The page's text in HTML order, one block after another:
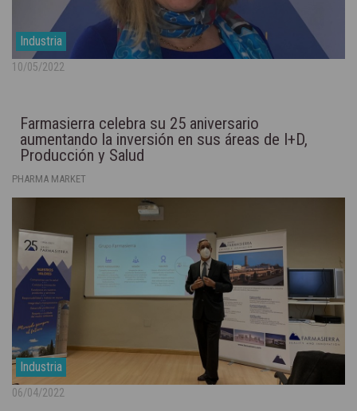
Industria
10/05/2022
Farmasierra celebra su 25 aniversario
aumentando la inversión en sus áreas de I+D,
Producción y Salud
PHARMA MARKET
Industria
06/04/2022